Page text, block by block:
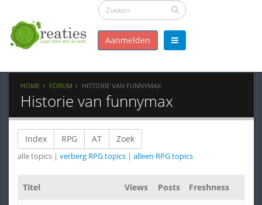
Aanmelden
HOME FORUM HISTORIE VAN FUNNYMAX
Historie van funnymax
Index RPG AT Zoek
alle topics | verberg RPG topics| alleen RPG topics
Titel Views Posts Freshness